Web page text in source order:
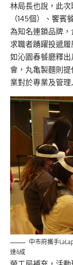
林局長也說，此
（145個）、饗
為知名連鎖品牌
求職者踴躍投遞
如沁園春餐廳釋
會，丸亀製麵則
業對於專業及管
中市府攜手
達6成